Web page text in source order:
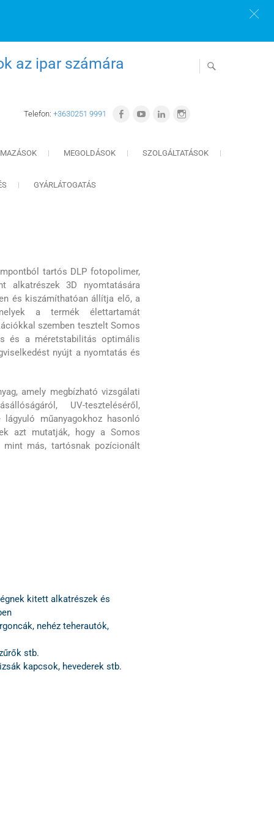
az ipar számára
Telefon: +3630251 9991
MEGOLDÁSOK SZOLGÁLTATÁSOK
GYÁRLÁTOGATÁS
tartós DLP fotopolimer,
alkatrészek 3D nyomtatására
és kiszámíthatóan állítja elő, a
a termék élettartamát
szemben tesztelt Somos
és a méretstabilitás optimális
nyújt a nyomtatás és
amely megbízható vizsgálati
UV-teszteléséről,
műanyagokhoz hasonló
azt mutatják, hogy a Somos
mint más, tartósnak pozícionált
kitett alkatrészek és
nehéz teherautók,
stb.
kapcsok, hevederek stb.